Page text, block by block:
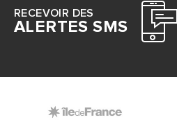
RECEVOIR DES
ALERTES SMS